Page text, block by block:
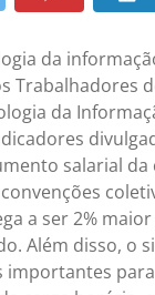
da
Trabalhadores
da
salarial
a ser 2%
Além disso, o
importantes